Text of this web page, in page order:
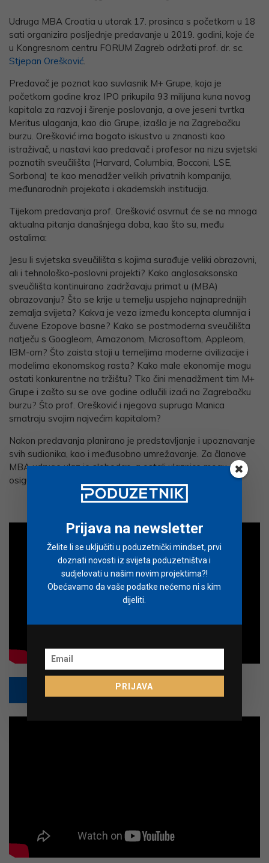
Link
Udruga MBA Croatia u utorak 17. prosinca s početkom u 18
sati organizira posljednje predavanje u 2019. godini, koje će
u Kongresnom centru FORUM Zagreb održati prof. dr. sc.
Stjepan Orešković.
Predavač je poznat kao suvlasnik M+ Grupe, koja je
početkom godine kroz IPO prikupila 93 milijuna kuna novog
kapitala za razvoj i širenje poslovanja, a ove jeseni tvrtka
Meritus ulaganja, kao dio Grupe, izašla je na Zagrebačku
burzu. Orešković ima bogato iskustvo u znanosti kao
istraživač, u nastavi kao predavač i profesor na nizu svjetski
poznatih sveučilišta (Harvard, Columbia, Bocconi, LSE,
Sorbona) te kao menadžer velikih privatnih kompanija,
međunarodnih projekata i akademskih institucija.
Tijekom predavanja prof. Orešković osvrnut će se na mnoga
aktualna pitanja današnjega doba, kao što su, među
ostalima:
Jesu li svjetska sveučilišta s kojima surađuje veliki obrazovni,
ali i tehnološko-poslovni projekti? Kako anglosaksonska
sveučilišta kontinuirano zadržavaju primat u (MBA)
obrazovanju? Što se krije u temelju uspjeha najnaprednijih
zemalja svijeta? Kakva je veza između koncepta alumnija i
čuvene Ezopove basne? Kako se postmoderna sveučilišta
natječu s Googleom, Amazonom, Microsoftom, Appleom,
IBM-om? Što zaista stoji u temeljima moderne civilizacije i
modelima ekonomskog rasta? Kako male ekonomije mogu
ostati konkurentne na tržištu? Tko čini menadžment tim M+
Grupe i zašto su se ove godine odlučili izaći na Zagrebačku
burzu? Što prof. Orešković i njegova supruga Manica
smatraju svojim najvećim kapitalom?
Nakon predavanja planirano je predstavljanje i upoznavanje
svih sudionika, kao i međusobno umrežavanje. Za članove
MBA udruge ulaz je slobodan, a ostali ulaznice mogu
osigurati putem
Prijava na newsletter
Želite li se uključiti u poduzetnički mindset, prvi
doznati novosti iz svijeta poduzetništva i
sudjelovati u našim novim projektima?!
Obećavamo da vaše podatke nećemo ni s kim
dijeliti.
PRIJAVA